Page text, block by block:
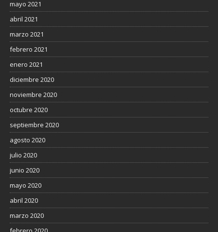
mayo 2021
abril 2021
marzo 2021
febrero 2021
enero 2021
diciembre 2020
noviembre 2020
octubre 2020
septiembre 2020
agosto 2020
julio 2020
junio 2020
mayo 2020
abril 2020
marzo 2020